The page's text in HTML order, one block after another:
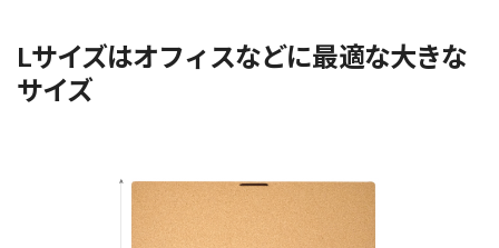
Lサイズはオフィスなどに最適な大きな
サイズ